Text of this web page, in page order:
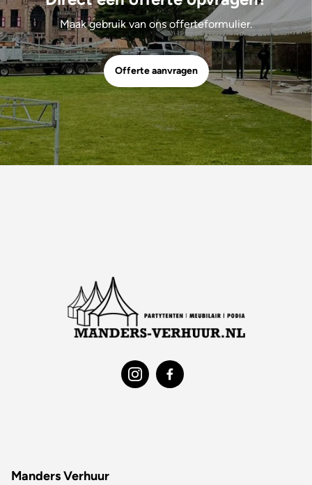
Maak gebruik van ons offerteformulier.
Offerte aanvragen
Manders Verhuur